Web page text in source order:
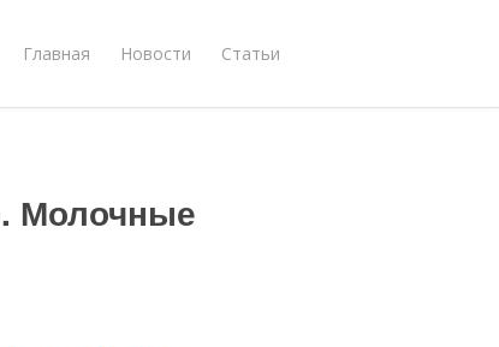
Главная Новости Статьи
Молочные